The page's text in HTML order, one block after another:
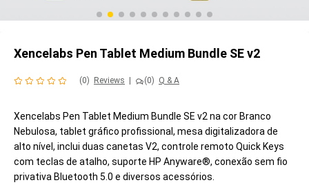
Xencelabs Pen Tablet Medium Bundle SE v2
(0) Reviews (0) Q & A
Xencelabs Pen Tablet Medium Bundle SE v2 na cor Branco
Nebulosa, tablet gráfico profissional, mesa digitalizadora de
alto nível, inclui duas canetas V2, controle remoto Quick Keys
com teclas de atalho, suporte HP Anyware®, conexão sem fio
privativa Bluetooth 5.0 e diversos acessórios.